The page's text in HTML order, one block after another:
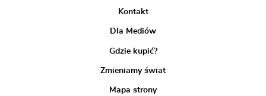
Kontakt
Dla Mediów
Gdzie kupić?
Zmieniamy świat
Mapa strony